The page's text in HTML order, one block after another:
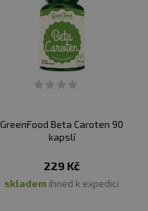
GreenFood Beta Caroten 90
kapslí
229 Kč
skladem ihned k expedici